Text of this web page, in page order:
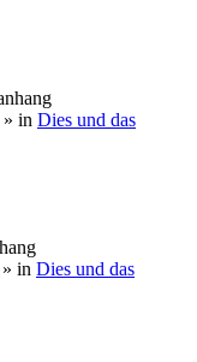
» in Dies und das
in Dies und das